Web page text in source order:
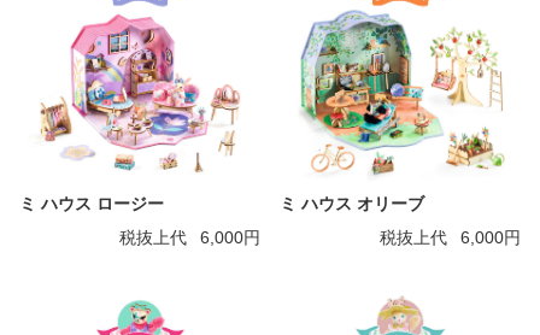
ミ ハウス ロージー
税抜上代
6,000円
ミ ハウス オリーブ
税抜上代
6,000円